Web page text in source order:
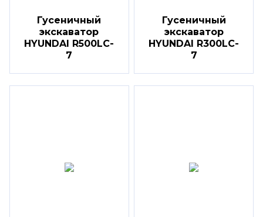
Гусеничный
экскаватор
HYUNDAI R500LC-
7
Гусеничный
экскаватор
HYUNDAI R300LC-
7